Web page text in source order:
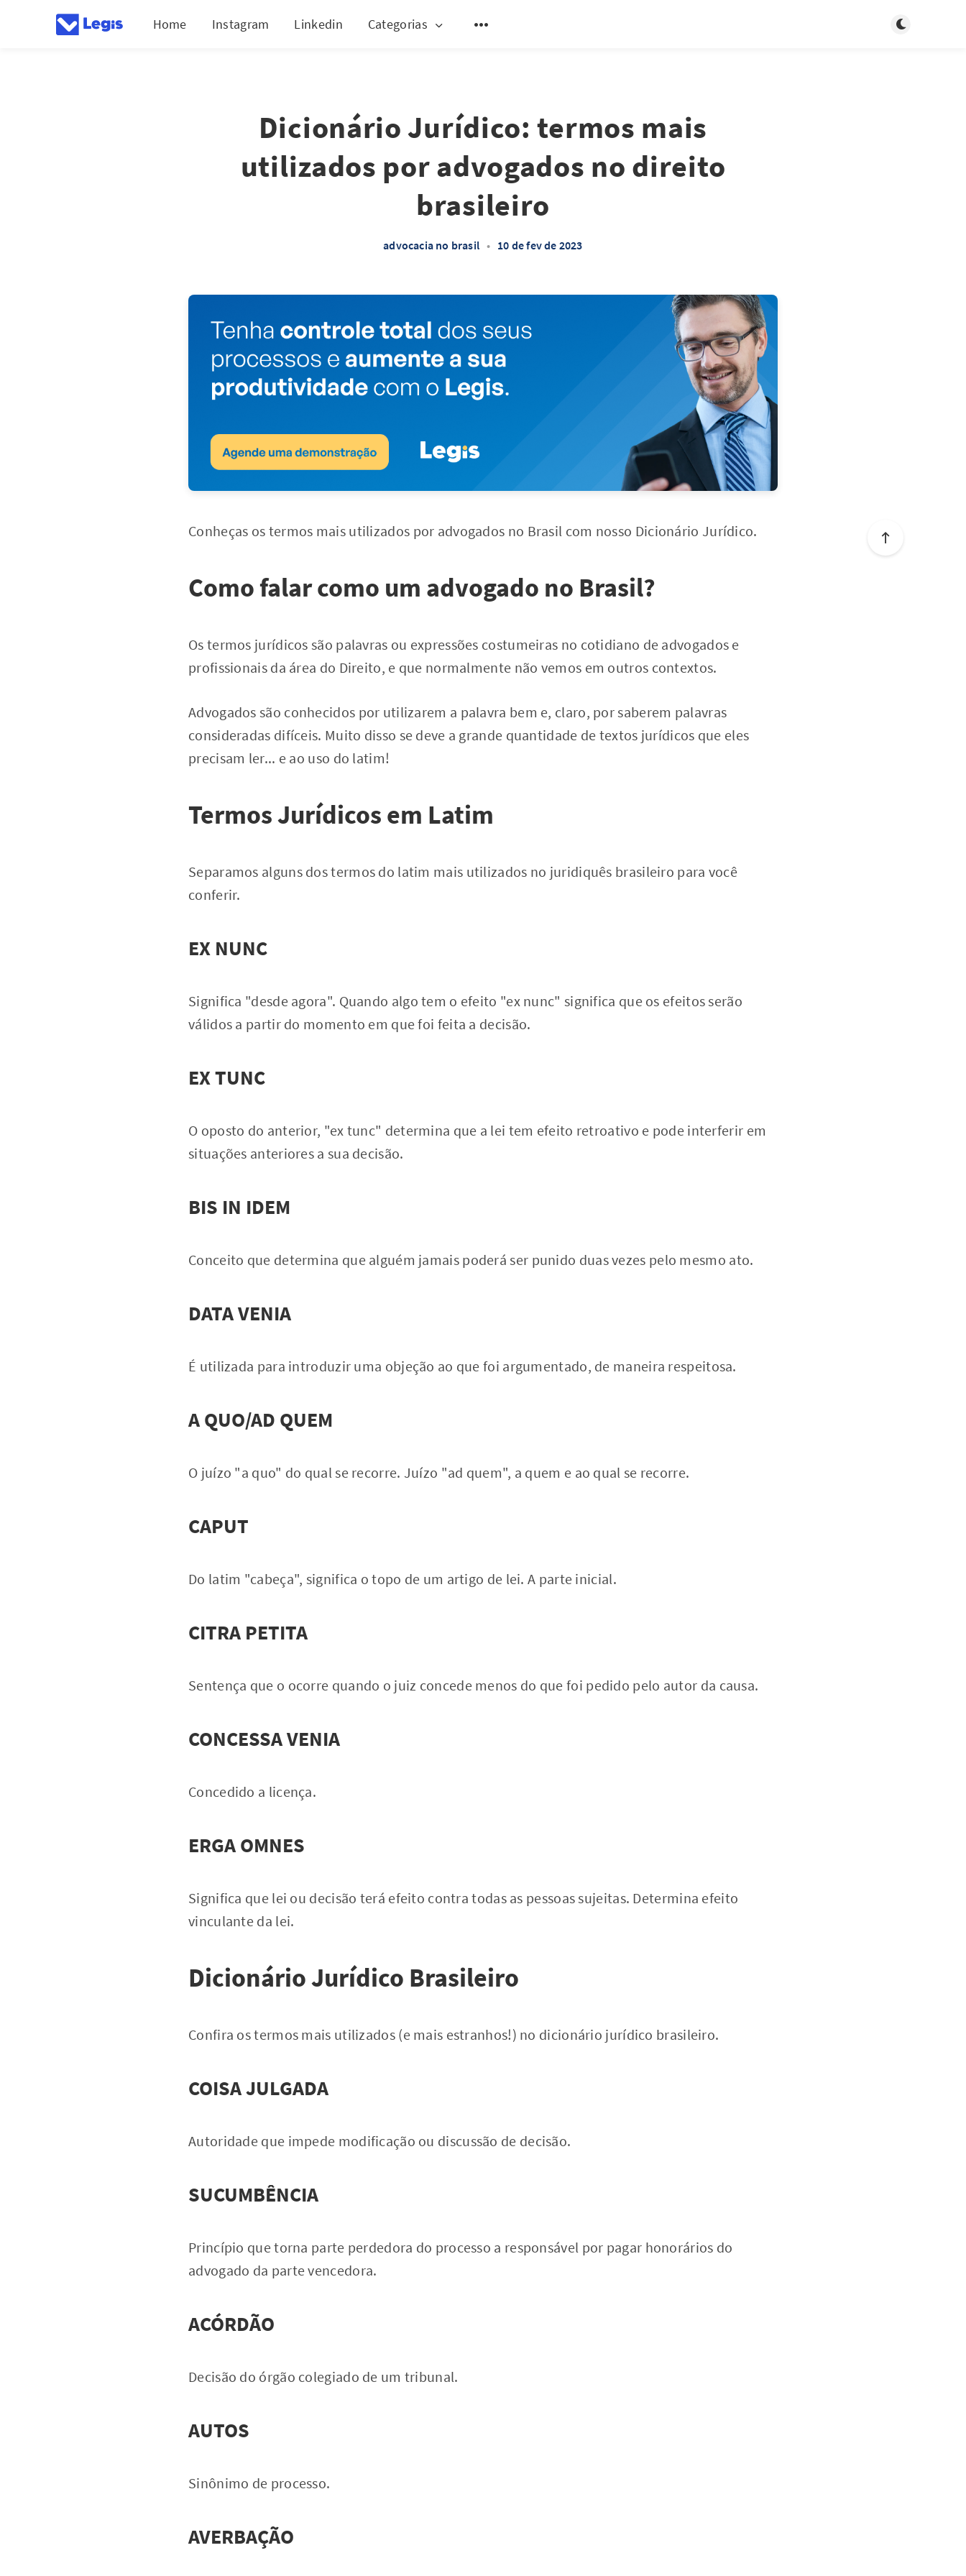
Home Instagram Linkedin Categorias Toggle dark
Dicionário Jurídico: termos mais
utilizados por advogados no direito
brasileiro
advocacia no brasil • 10 de fev de 2023
Conheças os termos mais utilizados por advogados no Brasil com nosso Dicionário Jurídico.
Como falar como um advogado no Brasil?
Os termos jurídicos são palavras ou expressões costumeiras no cotidiano de advogados e
profissionais da área do Direito, e que normalmente não vemos em outros contextos.
Advogados são conhecidos por utilizarem a palavra bem e, claro, por saberem palavras
consideradas difíceis. Muito disso se deve a grande quantidade de textos jurídicos que eles
precisam ler... e ao uso do latim!
Termos Jurídicos em Latim
Separamos alguns dos termos do latim mais utilizados no juridiquês brasileiro para você
conferir.
EX NUNC
Significa "desde agora". Quando algo tem o efeito "ex nunc" significa que os efeitos serão
válidos a partir do momento em que foi feita a decisão.
EX TUNC
O oposto do anterior, "ex tunc" determina que a lei tem efeito retroativo e pode interferir em
situações anteriores a sua decisão.
BIS IN IDEM
Conceito que determina que alguém jamais poderá ser punido duas vezes pelo mesmo ato.
DATA VENIA
É utilizada para introduzir uma objeção ao que foi argumentado, de maneira respeitosa.
A QUO/AD QUEM
O juízo "a quo" do qual se recorre. Juízo "ad quem", a quem e ao qual se recorre.
CAPUT
Do latim "cabeça", significa o topo de um artigo de lei. A parte inicial.
CITRA PETITA
Sentença que o ocorre quando o juiz concede menos do que foi pedido pelo autor da causa.
CONCESSA VENIA
Concedido a licença.
ERGA OMNES
Significa que lei ou decisão terá efeito contra todas as pessoas sujeitas. Determina efeito
vinculante da lei.
Dicionário Jurídico Brasileiro
Confira os termos mais utilizados (e mais estranhos!) no dicionário jurídico brasileiro.
COISA JULGADA
Autoridade que impede modificação ou discussão de decisão.
SUCUMBÊNCIA
Princípio que torna parte perdedora do processo a responsável por pagar honorários do
advogado da parte vencedora.
ACÓRDÃO
Decisão do órgão colegiado de um tribunal.
AUTOS
Sinônimo de processo.
AVERBAÇÃO